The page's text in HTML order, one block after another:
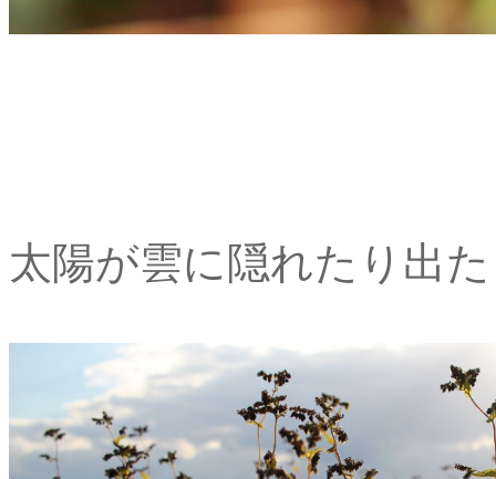
太陽が雲に隠れたり出